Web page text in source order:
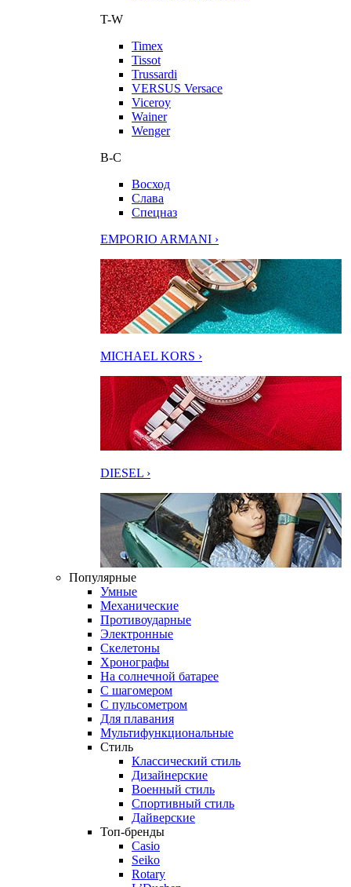
T-W
Timex
Tissot
Trussardi
VERSUS Versace
Viceroy
Wainer
Wenger
В-С
Восход
Слава
Спецназ
EMPORIO ARMANI ›
MICHAEL KORS ›
DIESEL ›
Популярные
Умные
Механические
Противоударные
Электронные
Скелетоны
Хронографы
На солнечной батарее
С шагомером
С пульсометром
Для плавания
Мультифункциональные
Стиль
Классический стиль
Дизайнерские
Военный стиль
Спортивный стиль
Дайверские
Топ-бренды
Casio
Seiko
Rotary